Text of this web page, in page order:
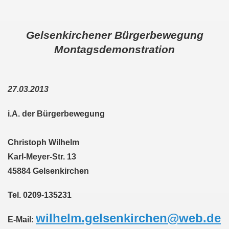
Gelsenkirchener Bürgerbewegung
Montagsdemonstration
27.03.2013
i.A. der Bürgerbewegung
Christoph Wilhelm
Karl-Meyer-Str. 13
45884 Gelsenkirchen
Tel. 0209-135231
E-Mail: wilhelm.gelsenkirchen@web.de
Eisenach: Zeichen gegen Sozialkahlschlag und
Gelsenkirchener Montagsdemo-Bewegung am
am 13.05.2024 um 17.30 Uhr auf dem
Bewegung am 08.04.2024 auf dem Heinrich-König-
ruft auf am 11.03.2024 zum Jahrestag